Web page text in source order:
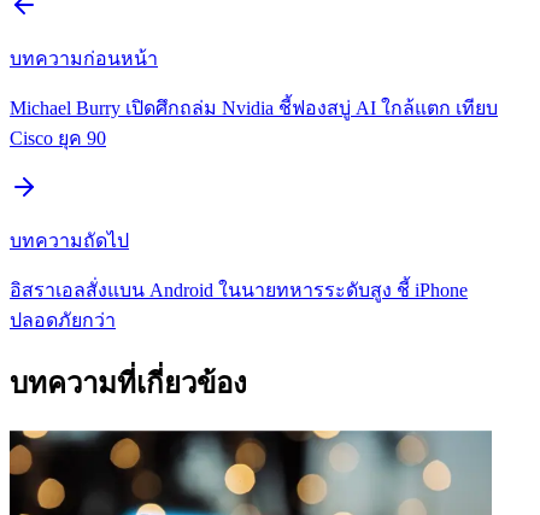
บทความก่อนหน้า
Michael Burry เปิดศึกถล่ม Nvidia ชี้ฟองสบู่ AI ใกล้แตก เทียบ
Cisco ยุค 90
บทความถัดไป
อิสราเอลสั่งแบน Android ในนายทหารระดับสูง ชี้ iPhone
ปลอดภัยกว่า
บทความที่เกี่ยวข้อง